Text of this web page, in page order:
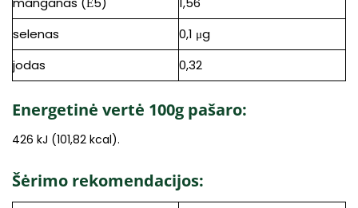
selenas
0,1 μg
jodas
0,32
Energetinė vertė 100g pašaro:
426 kJ (101,82 kcal).
Šėrimo rekomendacijos: